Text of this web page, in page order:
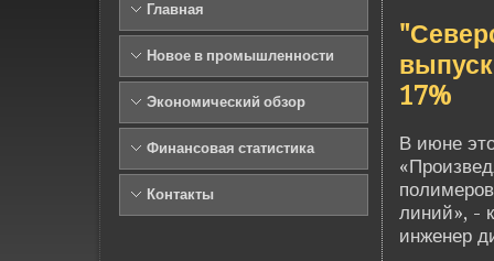
Главная
Новое в промышленности
Экономический обзор
Финансовая статистика
Контакты
17%
В июне
линий», -
инженер